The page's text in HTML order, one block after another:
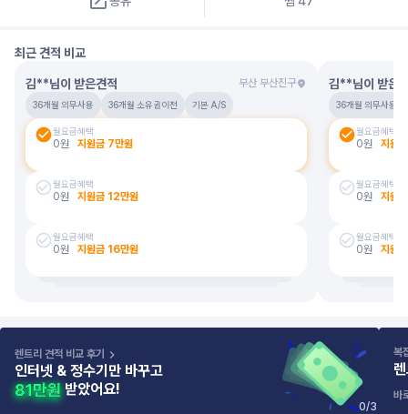
최근 견적 비교
김**님이 받은견적 부산 부산진구
36개월 의무사용 36개월 소유권이전 기본 A/S
월요금
0원
혜택
지원금 7만원
월요금
0원
혜택
지원금 12만원
월요금
0원
혜택
지원금 16만원
김**님이 받은
36개월 의무사용
월요금
0원
혜택
지원
월요금
0원
혜택
지원
월요금
0원
혜택
지원
렌트리 견적 비교 후기
인터넷 & 정수기만 바꾸고
받았어요!
복
바
0/3